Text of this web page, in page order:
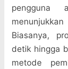
pengguna
Biasanya,
detik hingga
metode